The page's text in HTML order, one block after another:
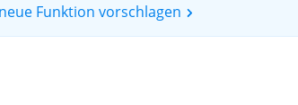
Funktion vorschlagen